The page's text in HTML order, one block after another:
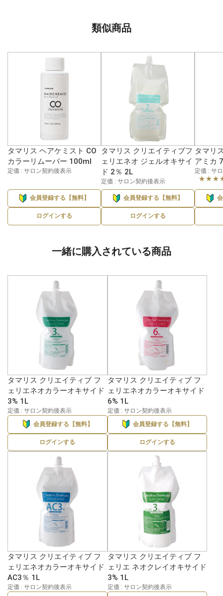
類似商品
タマリス ヘアケミスト CO
カラーリムーバー 100ml
定価 : サロン契約後表示
会員登録する【無料】
ログインする
タマリス クリエイティブフ
ェリエネオ ジェルオキサイ
ド 2％ 2L
定価 : サロン契約後表示
会員登録する【無料】
ログインする
タマリ
アミカ
定価 : サ
一緒に購入されている商品
タマリス クリエイティブ フ
ェリエネオカラーオキサイド
3% 1L
定価 : サロン契約後表示
会員登録する【無料】
ログインする
タマリス クリエイティブ フ
ェリエネオカラーオキサイド
6% 1L
定価 : サロン契約後表示
会員登録する【無料】
ログインする
タマリス クリエイティブ フ
ェリエネオカラーオキサイド
AC3％ 1L
定価 : サロン契約後表示
タマリス クリエイティブ フ
ェリエ ネオクレイオキサイド
3% 1L
定価 : サロン契約後表示